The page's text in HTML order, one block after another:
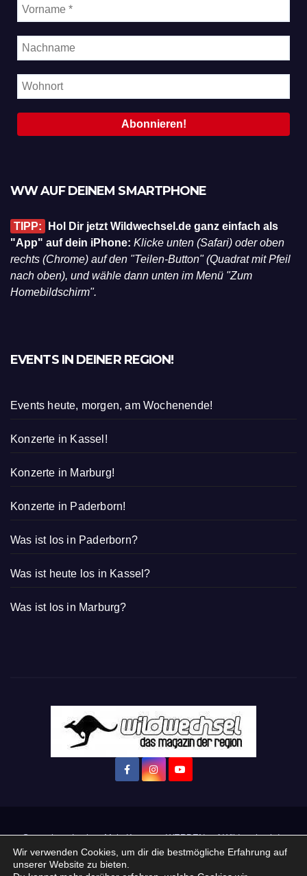
WW AUF DEINEM SMARTPHONE
TIPP:
Hol Dir jetzt Wildwechsel.de ganz einfach als
"App" auf dein iPhone: Klicke unten (Safari) oder oben
rechts (Chrome) auf den "Teilen-Button" (Quadrat mit Pfeil
nach oben), und wähle dann unten im Menü "Zum
Homebildschirm".
EVENTS IN DEINER REGION!
Events heute, morgen, am Wochenende!
Konzerte in Kassel!
Konzerte in Marburg!
Konzerte in Paderborn!
Was ist los in Paderborn?
Was ist heute los in Kassel?
Was ist los in Marburg?
Startseite Login Mein Konto · WERBEN auf Wildwechsel.de
+ Neue Veranstaltung eintragen:
Wir verwenden Cookies, um dir die bestmögliche Erfahrung auf
unserer Website zu bieten.